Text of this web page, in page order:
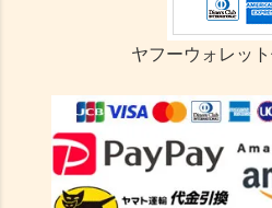
ヤフーウォレット